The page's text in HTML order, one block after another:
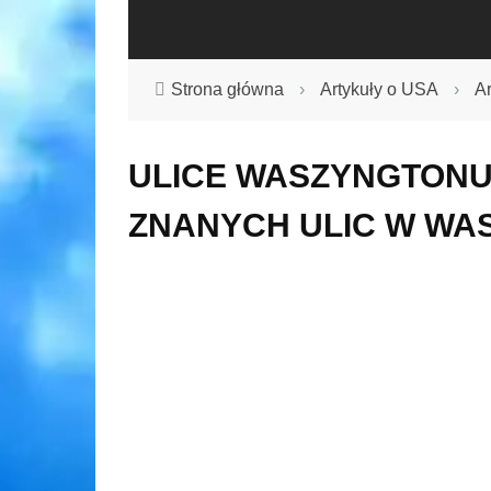
Strona główna › Artykuły o USA ›
ULICE
ZNANYCH ULIC W